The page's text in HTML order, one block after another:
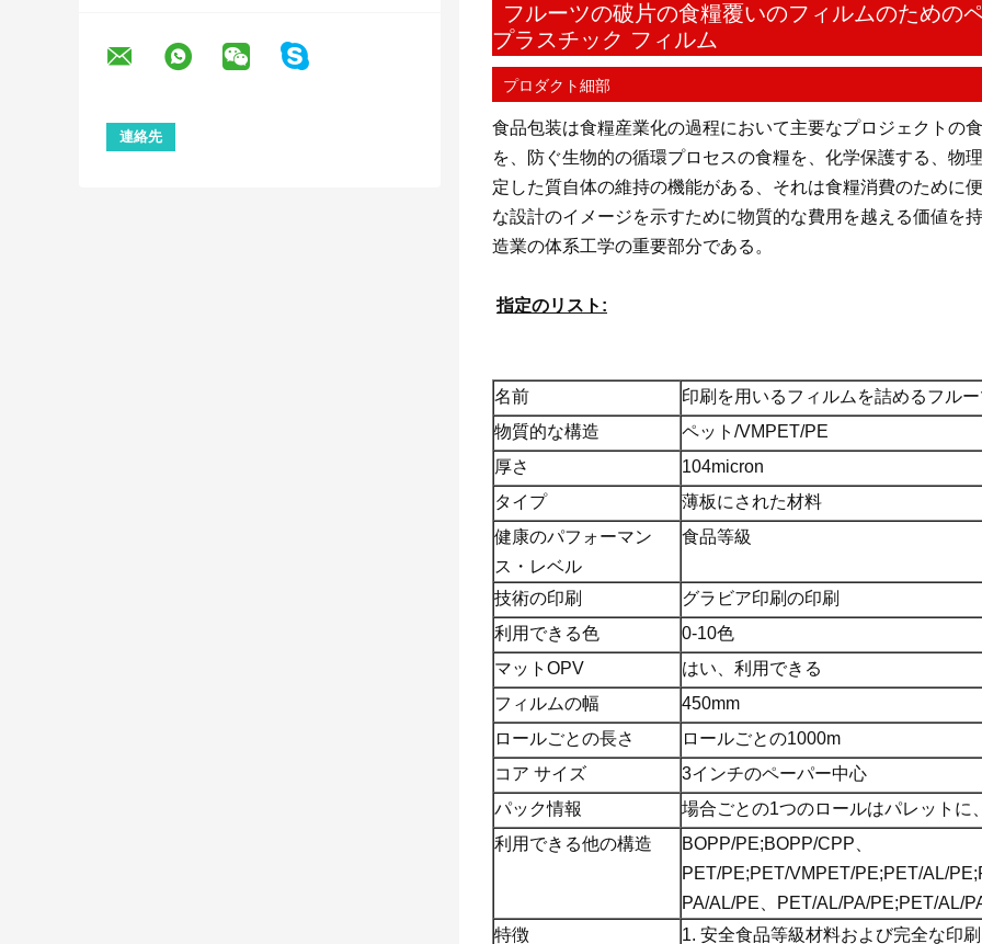
フルーツの破片の食糧覆いのフィルムのための
プラスチック フィルム
プロダクト細部
食品包装は食糧産業化の過程において主要なプロジェクトの
を、防ぐ生物的の循環プロセスの食糧を、化学保護する、物
定した質自体の維持の機能がある、それは食糧消費のために
な設計のイメージを示すために物質的な費用を越える価値を
造業の体系工学の重要部分である。
指定のリスト:
名前
印刷を用いるフィルムを詰めるフル
物質的な構造
ペット/VMPET/PE
厚さ
104micron
タイプ
薄板にされた材料
健康のパフォーマン
ス・レベル
食品等級
技術の印刷
グラビア印刷の印刷
利用できる色
0-10色
マットOPV
はい、利用できる
フィルムの幅
450mm
ロールごとの長さ
ロールごとの1000m
コア サイズ
3インチのペーパー中心
パック情報
場合ごとの1つのロールはパレットに
利用できる他の構造
BOPP/PE;BOPP/CPP、
PET/PE;PET/VMPET/PE;PET/AL/
PA/AL/PE、PET/AL/PA/PE;PET/AL/
特徴
1. 安全食品等級材料および完全な印刷